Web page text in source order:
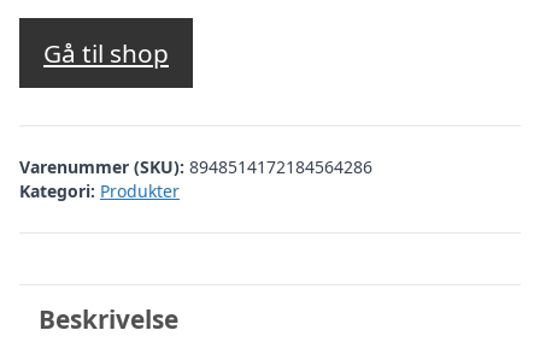
Gå til shop
Varenummer (SKU): 8948514172184564286
Kategori: Produkter
Beskrivelse